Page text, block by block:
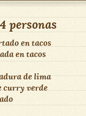
4 personas
en tacos
en tacos
de lima
curry verde